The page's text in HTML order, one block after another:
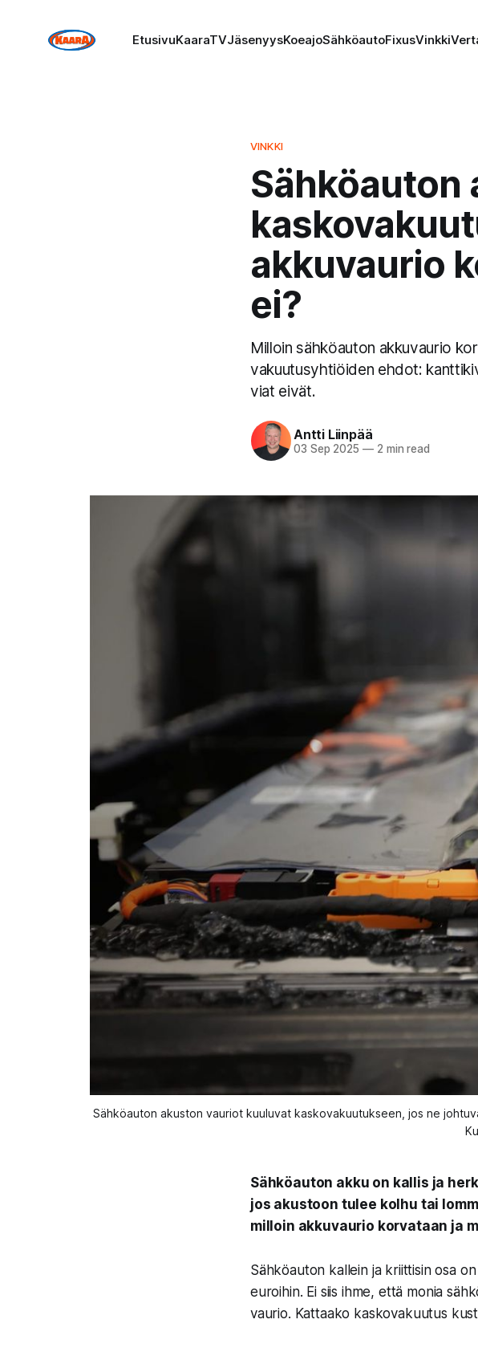
EtusivuKaaraTVJäsenyysKoeajoSähköautoFixusVinkki
VINKKI
Sähköauton
akkuvaurio
ei?
Milloin sähköauton akkuvaurio
vakuutusyhtiöiden ehdot:
viat eivät.
Antti Liinpää
03 Sep 2025 —2 min read
Sähköauton akuston vauriot kuuluvat kaskovakuutukseen, jos ne
Sähköauton akku on kallis ja
jos akustoon tulee kolhu tai
milloin akkuvaurio korvataan ja
Sähköauton kallein ja kriittisin osa
euroihin. Ei siis ihme, että monia
vaurio. Kattaako kaskovakuutus